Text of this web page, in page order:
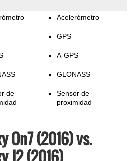
de
Acelerómetro
GPS
A-GPS
GLONASS
Sensor de
proximidad
On7 (2016) vs.
J2 (2016)